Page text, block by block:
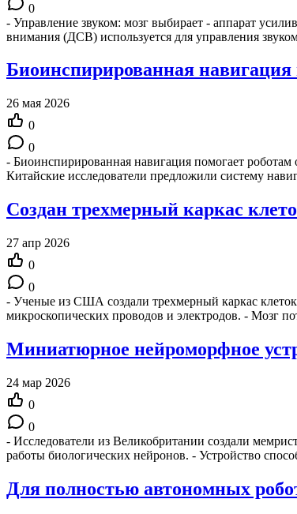
0
- Управление звуком: мозг выбирает - аппарат
внимания (ДСВ) используется для управления
Биоинспирированная навигация
26 мая 2026
0
0
- Биоинспирированная навигация помогает
Китайские исследователи предложили систему
Создан трехмерный каркас
27 апр 2026
0
0
- Ученые из США создали трехмерный каркас
микроскопических проводов и электродов. - Мозг
Миниатюрное нейроморфное
24 мар 2026
0
0
- Исследователи из Великобритании создали
работы биологических нейронов. - Устройство
Для полностью автономных